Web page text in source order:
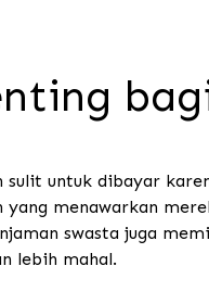
sulit untuk dibayar
yang menawarkan
swasta juga
lebih mahal.